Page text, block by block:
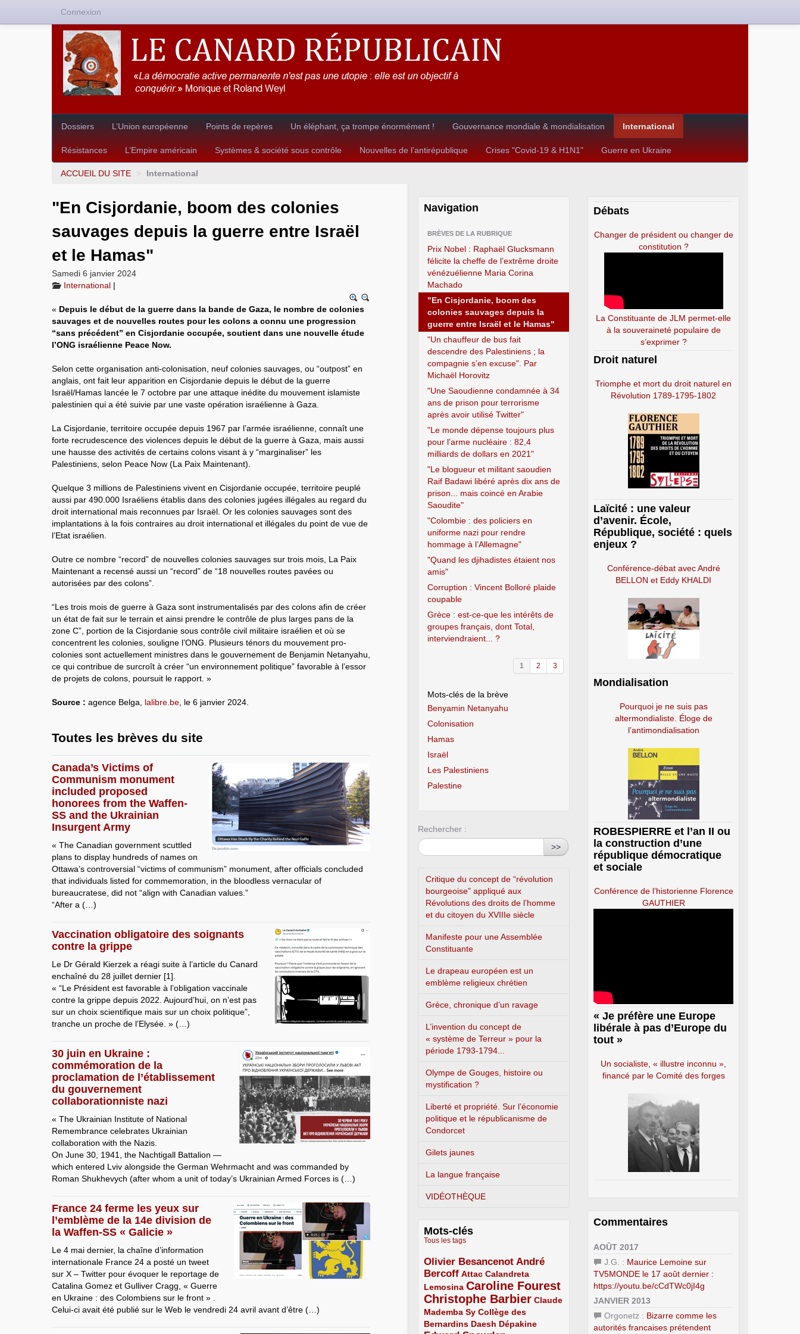
Dossiers L’Union européenne Points de repères Un éléphant, ça trompe énormément ! Gouvernance mondiale & mondialisation International
Résistances L’Empire américain Systèmes & société sous contrôle Nouvelles de l’antirépublique Crises "Covid-19 & H1N1" Guerre en Ukraine
ACCUEIL DU SITE > International
"En Cisjordanie, boom des colonies
sauvages depuis la guerre entre Israël
et le Hamas"
Samedi 6 janvier 2024
International |
« Depuis le début de la guerre dans la bande de Gaza, le nombre de colonies
sauvages et de nouvelles routes pour les colons a connu une progression
“sans précédent” en Cisjordanie occupée, soutient dans une nouvelle étude
l’ONG israélienne Peace Now.
Selon cette organisation anti-colonisation, neuf colonies sauvages, ou “outpost” en
anglais, ont fait leur apparition en Cisjordanie depuis le début de la guerre
Israël/Hamas lancée le 7 octobre par une attaque inédite du mouvement islamiste
palestinien qui a été suivie par une vaste opération israélienne à Gaza.
La Cisjordanie, territoire occupée depuis 1967 par l’armée israélienne, connaît une
forte recrudescence des violences depuis le début de la guerre à Gaza, mais aussi
une hausse des activités de certains colons visant à y “marginaliser” les
Palestiniens, selon Peace Now (La Paix Maintenant).
Quelque 3 millions de Palestiniens vivent en Cisjordanie occupée, territoire peuplé
aussi par 490.000 Israéliens établis dans des colonies jugées illégales au regard du
droit international mais reconnues par Israël. Or les colonies sauvages sont des
implantations à la fois contraires au droit international et illégales du point de vue de
l’Etat israélien.
Outre ce nombre “record” de nouvelles colonies sauvages sur trois mois, La Paix
Maintenant a recensé aussi un “record” de “18 nouvelles routes pavées ou
autorisées par des colons”.
“Les trois mois de guerre à Gaza sont instrumentalisés par des colons afin de créer
un état de fait sur le terrain et ainsi prendre le contrôle de plus larges pans de la
zone C”, portion de la Cisjordanie sous contrôle civil militaire israélien et où se
concentrent les colonies, souligne l’ONG. Plusieurs ténors du mouvement pro-
colonies sont actuellement ministres dans le gouvernement de Benjamin Netanyahu,
ce qui contribue de surcroît à créer “un environnement politique” favorable à l’essor
de projets de colons, poursuit le rapport. »
Source : agence Belga, lalibre.be , le 6 janvier 2024.
Toutes les brèves du site
Canada’s Victims of
Communism monument
included proposed
honorees from the Waffen-
SS and the Ukrainian
Insurgent Army
« The Canadian government scuttled
plans to display hundreds of names on
Ottawa’s controversial “victims of communism” monument, after officials concluded
that individuals listed for commemoration, in the bloodless vernacular of
bureaucratese, did not “align with Canadian values.”
“After a (…)
Vaccination obligatoire des soignants
contre la grippe
Le Dr Gérald Kierzek a réagi suite à l’article du Canard
enchaîné du 28 juillet dernier [1].
« “Le Président est favorable à l’obligation vaccinale
contre la grippe depuis 2022. Aujourd’hui, on n’est pas
sur un choix scientifique mais sur un choix politique”,
tranche un proche de l’Elysée. » (…)
30 juin en Ukraine :
commémoration de la
proclamation de l’établissement
du gouvernement
collaborationniste nazi
« The Ukrainian Institute of National
Remembrance celebrates Ukrainian
collaboration with the Nazis.
On June 30, 1941, the Nachtigall Battalion —
which entered Lviv alongside the German Wehrmacht and was commanded by
Roman Shukhevych (after whom a unit of today’s Ukrainian Armed Forces is (…)
France 24 ferme les yeux sur
l’emblème de la 14e division de
la Waffen-SS « Galicie »
Le 4 mai dernier, la chaîne d’information
internationale France 24 a posté un tweet
sur X – Twitter pour évoquer le reportage de
Catalina Gomez et Gulliver Cragg, « Guerre
en Ukraine : des Colombiens sur le front » .
Celui-ci avait été publié sur le Web le vendredi 24 avril avant d’être (…)
Navigation
BRÈVES DE LA RUBRIQUE
Prix Nobel : Raphaël Glucksmann
félicite la cheffe de l’extrême droite
vénézuélienne Maria Corina
Machado
"En Cisjordanie, boom des
colonies sauvages depuis la
guerre entre Israël et le Hamas"
"Un chauffeur de bus fait
descendre des Palestiniens ; la
compagnie s’en excuse". Par
Michaël Horovitz
"Une Saoudienne condamnée à 34
ans de prison pour terrorisme
après avoir utilisé Twitter"
"Le monde dépense toujours plus
pour l’arme nucléaire : 82,4
milliards de dollars en 2021"
"Le blogueur et militant saoudien
Raif Badawi libéré après dix ans de
prison... mais coincé en Arabie
Saoudite"
"Colombie : des policiers en
uniforme nazi pour rendre
hommage à l’Allemagne"
"Quand les djihadistes étaient nos
amis"
Corruption : Vincent Bolloré plaide
coupable
Grèce : est-ce-que les intérêts de
groupes français, dont Total,
interviendraient... ?
1 2 3
Mots-clés de la brève
Benyamin Netanyahu
Colonisation
Hamas
Israël
Les Palestiniens
Palestine
Rechercher :
>>
Critique du concept de “révolution
bourgeoise” appliqué aux
Révolutions des droits de l’homme
et du citoyen du XVIIIe siècle
Manifeste pour une Assemblée
Constituante
Le drapeau européen est un
emblème religieux chrétien
Grèce, chronique d’un ravage
L’invention du concept de
« système de Terreur » pour la
période 1793-1794...
Olympe de Gouges, histoire ou
mystification ?
Liberté et propriété. Sur l’économie
politique et le républicanisme de
Condorcet
Gilets jaunes
La langue française
VIDÉOTHÈQUE
Mots-clés
Tous les tags
Olivier Besancenot
3/5
André
Bercoff
3/5 Attac
2/5
Calandreta
Lemosina
2/5 Caroline Fourest
4/5
Christophe Barbier
4/5
Claude
Mademba Sy
2/5
Collège des
Bernardins
2/5 Daesh
2/5 Dépakine
2/5
Débats
Changer de président ou changer de
constitution ?
La Constituante de JLM permet-elle
à la souveraineté populaire de
s’exprimer ?
Droit naturel
Triomphe et mort du droit naturel en
Révolution 1789-1795-1802
Laïcité : une valeur
d’avenir. École,
République, société : quels
enjeux ?
Conférence-débat avec André
BELLON et Eddy KHALDI
Mondialisation
Pourquoi je ne suis pas
altermondialiste. Éloge de
l’antimondialisation
ROBESPIERRE et l’an II ou
la construction d’une
république démocratique
et sociale
Conférence de l’historienne Florence
GAUTHIER
« Je préfère une Europe
libérale à pas d’Europe du
tout »
Un socialiste, « illustre inconnu »,
financé par le Comité des forges
Commentaires
AOÛT 2017
J.G. : Maurice Lemoine sur
TV5MONDE le 17 août dernier :
https://youtu.be/cCdTWc0jI4g
JANVIER 2013
Orgonetz : Bizarre comme les
autorités francaises prétendent
Connexion